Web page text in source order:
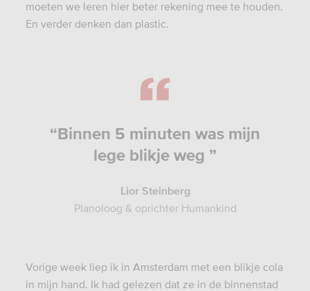
moeten we leren hier beter rekening mee te houden.
En verder denken dan plastic.
“Binnen 5 minuten was mijn
lege blikje weg ”
Lior Steinberg
Planoloog & oprichter Humankind
Vorige week liep ik in Amsterdam met een blikje cola
in mijn hand. Ik had gelezen dat ze in de binnenstad